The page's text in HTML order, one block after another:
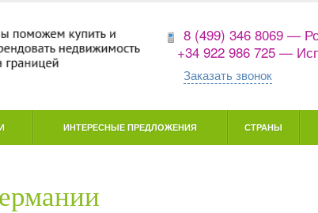
8 (499) 346 8069 —
+34 922 986 725 —
Заказать звонок
ИНТЕРЕСНЫЕ ПРЕДЛОЖЕНИЯ СТРАНЫ